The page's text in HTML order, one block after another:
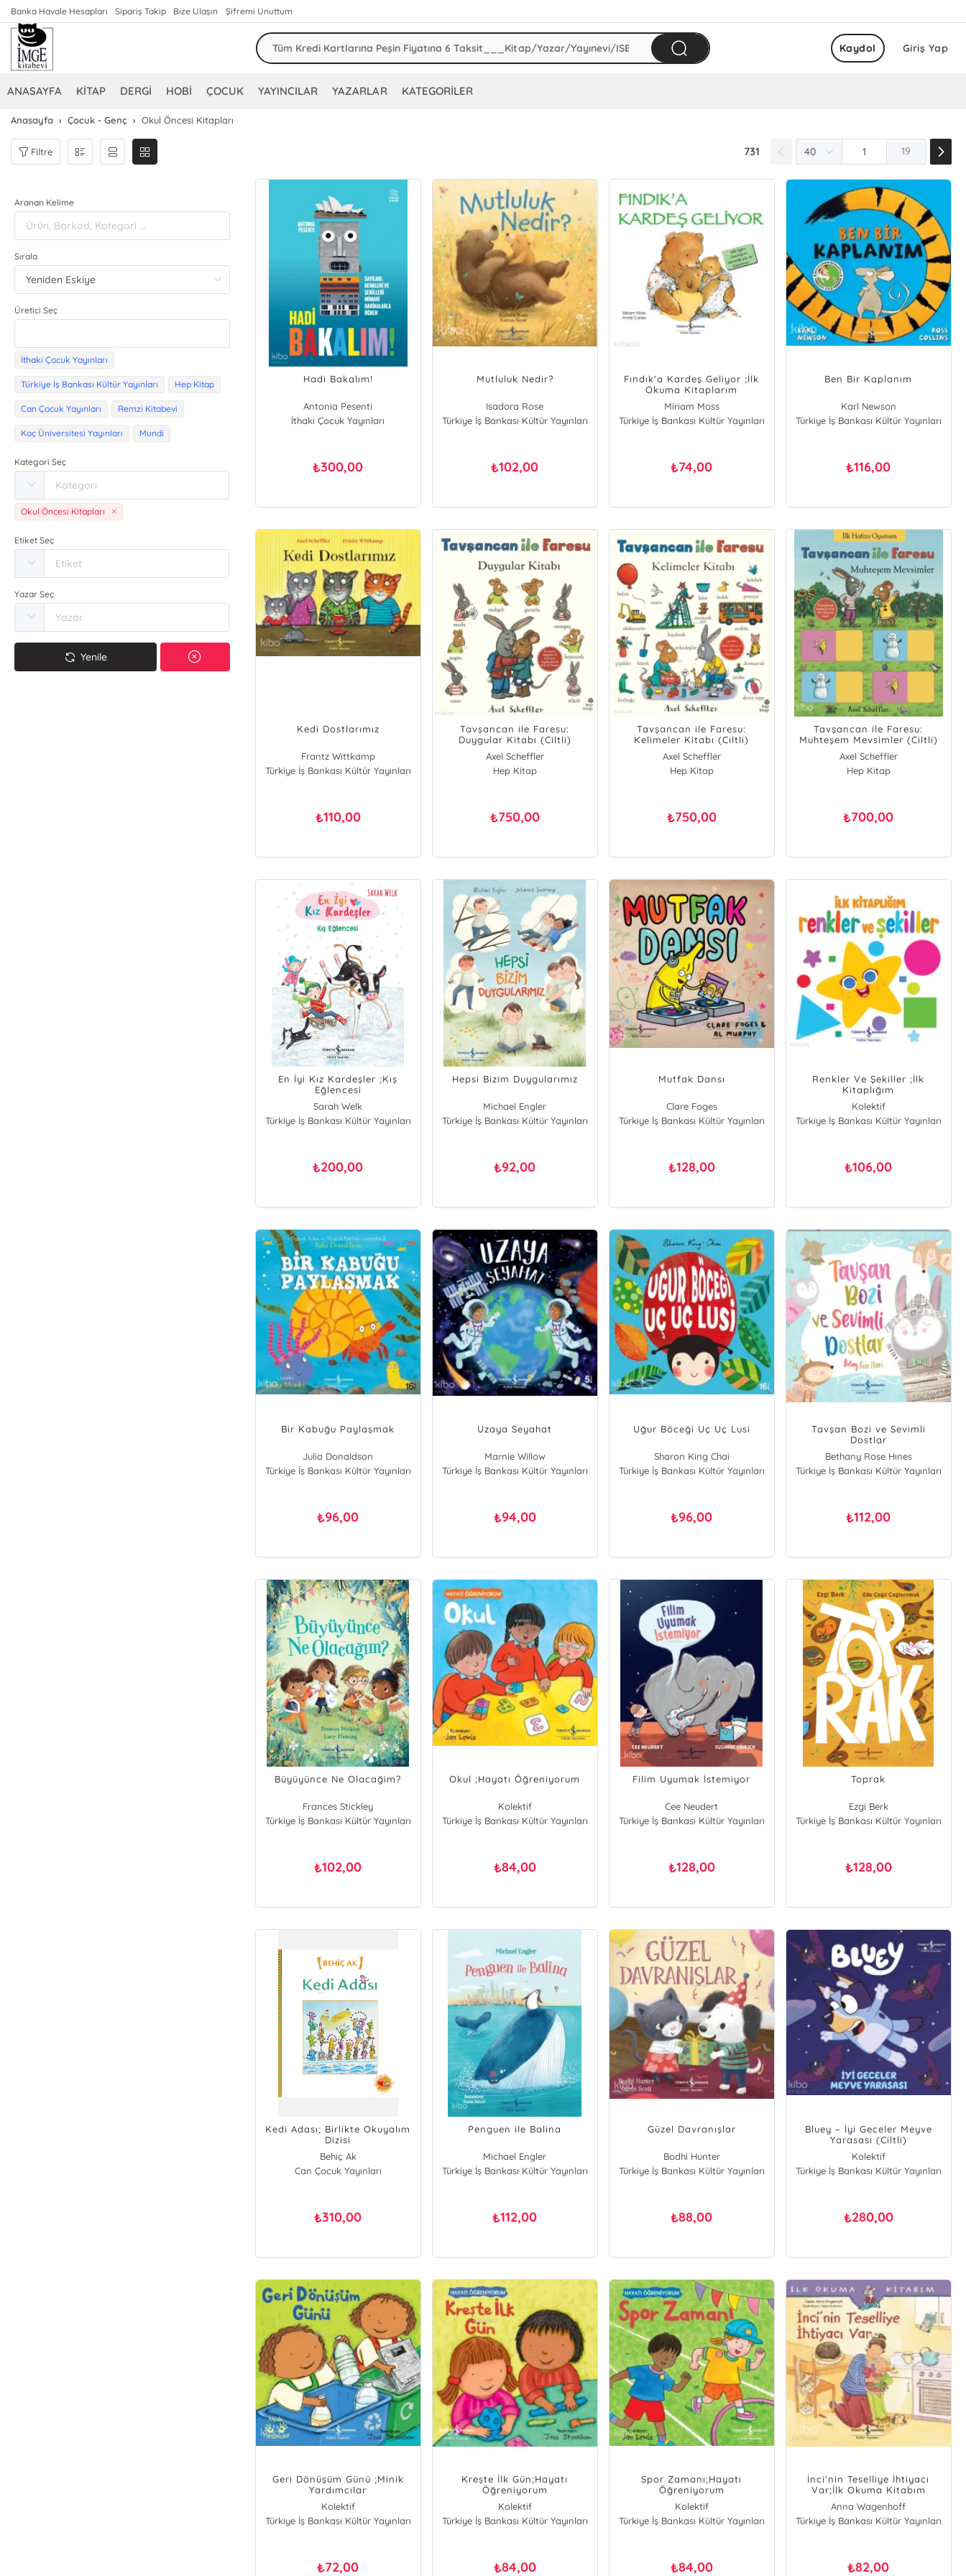
Banka Havale Hesapları Sipariş Takip Bize Ulaşın Şifremi Unuttum
Giriş Yap
Kaydol
ANASAYFA KİTAP DERGİ HOBİ ÇOCUK YAYINCILAR YAZARLAR KATEGORİLER
Anasayfa Çocuk - Genç Okul Öncesi Kitapları
Filtre 731 19
Aranan Kelime
Sırala
Üretici Seç
İthaki Çocuk Yayınları
Türkiye İş Bankası Kültür Yayınları Hep Kitap
Can Çocuk Yayınları Remzi Kitabevi
Koç Üniversitesi Yayınları Mundi
Kategori Seç
Okul Öncesi Kitapları
Etiket Seç
Yazar Seç
Yenile
Hadi Bakalım!
Antonia Pesenti
İthaki Çocuk Yayınları
₺300,00
Mutluluk Nedir?
Isadora Rose
Türkiye İş Bankası Kültür Yayınları
₺102,00
Fındık'a Kardeş Geliyor ;İlk
Okuma Kitaplarım
Miriam Moss
Türkiye İş Bankası Kültür Yayınları
₺74,00
Ben Bir Kaplanım
Karl Newson
Türkiye İş Bankası Kültür Yayınları
₺116,00
Kedi Dostlarımız
Frantz Wittkamp
Türkiye İş Bankası Kültür Yayınları
₺110,00
Tavşancan ile Faresu:
Duygular Kitabı (Ciltli)
Axel Scheffler
Hep Kitap
₺750,00
Tavşancan ile Faresu:
Kelimeler Kitabı (Ciltli)
Axel Scheffler
Hep Kitap
₺750,00
Tavşancan ile Faresu:
Muhteşem Mevsimler (Ciltli)
Axel Scheffler
Hep Kitap
₺700,00
En İyi Kız Kardeşler ;Kış
Eğlencesi
Sarah Welk
Türkiye İş Bankası Kültür Yayınları
₺200,00
Hepsi Bizim Duygularımız
Michael Engler
Türkiye İş Bankası Kültür Yayınları
₺92,00
Mutfak Dansı
Clare Foges
Türkiye İş Bankası Kültür Yayınları
₺128,00
Renkler Ve Şekiller ;İlk
Kitaplığım
Kolektif
Türkiye İş Bankası Kültür Yayınları
₺106,00
Bir Kabuğu Paylaşmak
Julia Donaldson
Türkiye İş Bankası Kültür Yayınları
₺96,00
Uzaya Seyahat
Marnie Willow
Türkiye İş Bankası Kültür Yayınları
₺94,00
Uğur Böceği Uç Uç Lusi
Sharon King Chai
Türkiye İş Bankası Kültür Yayınları
₺96,00
Tavşan Bozi ve Sevimli
Dostlar
Bethany Rose Hınes
Türkiye İş Bankası Kültür Yayınları
₺112,00
Büyüyünce Ne Olacağim?
Frances Stickley
Türkiye İş Bankası Kültür Yayınları
₺102,00
Okul ;Hayatı Öğreniyorum
Kolektif
Türkiye İş Bankası Kültür Yayınları
₺84,00
Filim Uyumak İstemiyor
Cee Neudert
Türkiye İş Bankası Kültür Yayınları
₺128,00
Toprak
Ezgi Berk
Türkiye İş Bankası Kültür Yayınları
₺128,00
Kedi Adası; Birlikte Okuyalım
Dizisi
Behiç Ak
Can Çocuk Yayınları
₺310,00
Penguen ile Balina
Michael Engler
Türkiye İş Bankası Kültür Yayınları
₺112,00
Güzel Davranışlar
Bodhi Hunter
Türkiye İş Bankası Kültür Yayınları
₺88,00
Bluey – İyi Geceler Meyve
Yarasası (Ciltli)
Kolektif
Türkiye İş Bankası Kültür Yayınları
₺280,00
Geri Dönüşüm Günü ;Minik
Yardımcılar
Kolektif
Türkiye İş Bankası Kültür Yayınları
₺72,00
Kreşte İlk Gün;Hayatı
Öğreniyorum
Kolektif
Türkiye İş Bankası Kültür Yayınları
₺84,00
Spor Zamanı;Hayatı
Öğreniyorum
Kolektif
Türkiye İş Bankası Kültür Yayınları
₺84,00
İnci'nin Teselliye İhtiyacı
Var;İlk Okuma Kitabım
Anna Wagenhoff
Türkiye İş Bankası Kültür Yayınları
₺82,00